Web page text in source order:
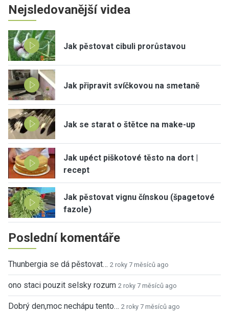
Nejsledovanější videa
Jak pěstovat cibuli prorůstavou
Jak připravit svíčkovou na smetaně
Jak se starat o štětce na make-up
Jak upéct piškotové těsto na dort |
recept
Jak pěstovat vignu čínskou (špagetové
fazole)
Poslední komentáře
Thunbergia se dá pěstovat… 2 roky 7 měsíců ago
ono staci pouzit selsky rozum 2 roky 7 měsíců ago
Dobrý den,moc nechápu tento… 2 roky 7 měsíců ago